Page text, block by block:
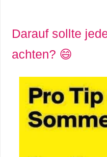
Darauf sollte
achten? 😄